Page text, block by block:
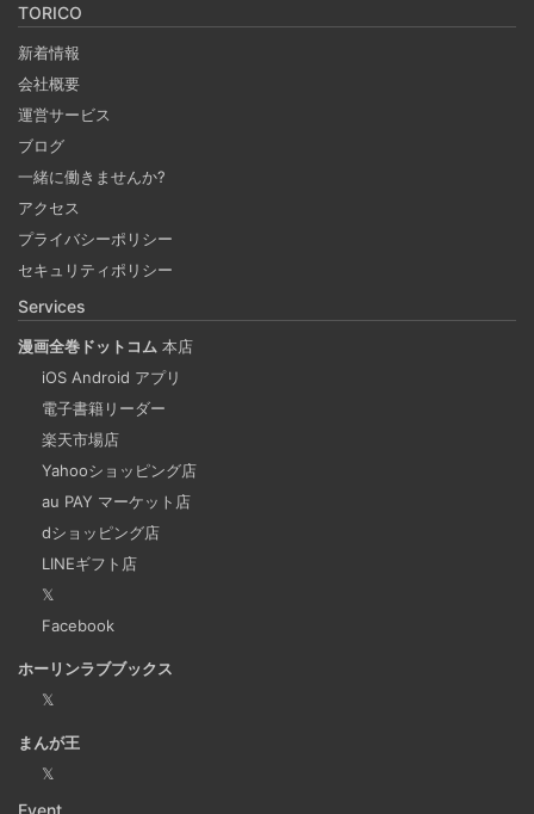
ィ対策とその影響について簡単にご紹介します。
Coima + Rosetta 2 で、Apple Silicon 上で x86_64
の Docker イメージをビルドする (Docker desktop
やめる)
2025-03-24
Docker Desktop を使わずに、Mac で x86 の Docker イメ
ージのビルドをする手順を書いています。Colima と
Rosetta2 を使って、クロスアーキテクチャーでビルドする
方法です。Lima, QEmu, nerdctl の実例も記載しています。
2025-03-21
についてご紹介します。 Slackでは、業務で決めたことや会
議の開始前にリマインダーを設定しておくと、とても便利
です。 忙しいと、いくらスケジュールを頭に入れていて
も、仕事に没頭してしまい、他の業務や会議の開始時間を
過ぎてしまうことがあります。そんな経験がある方には、
この機能が非常に役立つと思います。
Laravelを使って簡単にReactを開発できる環境を作
成する
2025-03-18
TORICO
新着情報
会社概要
運営サービス
ブログ
一緒に働きませんか?
アクセス
プライバシーポリシー
セキュリティポリシー
Services
漫画全巻ドットコム 本店
iOS Android アプリ
電子書籍リーダー
楽天市場店
Yahooショッピング店
au PAY マーケット店
dショッピング店
LINEギフト店
𝕏
Facebook
ホーリンラブブックス
𝕏
まんが王
𝕏
Event